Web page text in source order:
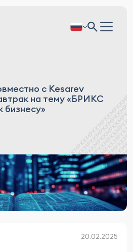
с Kesarev
на тему «БРИКС
бизнесу»
20.02.2025